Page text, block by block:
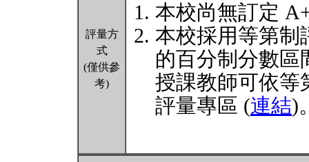
評量方
式
(僅供參
考)
本校尚無訂定
本校採用等第制
的百分制分數區
授課教師可依等
評量專區 (連結)